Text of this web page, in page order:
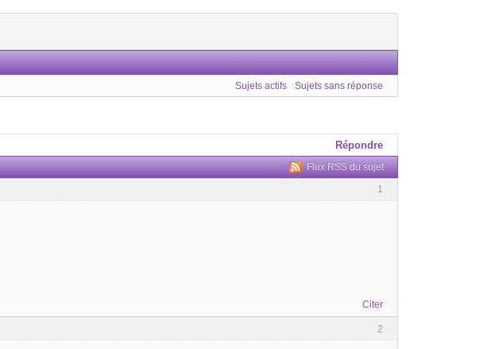
Sujets actifs Sujets sans réponse
Répondre
Flux RSS du sujet
1
Citer
2